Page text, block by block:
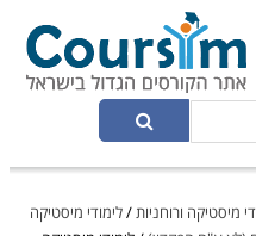
מיסטיקה ורוחניות/לימודי מיסטיקה